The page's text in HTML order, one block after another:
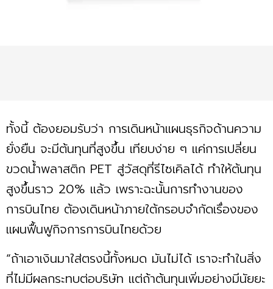
ทั้งนี้ ต้องยอมรับว่า การเดินหน้าแผนธุรกิจด้านความ
ยั่งยืน จะมีต้นทุนที่สูงขึ้น เทียบง่าย ๆ แค่การเปลี่ยน
ขวดนํ้าพลาสติก PET สู่วัสดุที่รีไซเคิลได้ ทำให้ต้นทุน
สูงขึ้นราว 20% แล้ว เพราะฉะนั้นการทำงานของ
การบินไทย ต้องเดินหน้าภายใต้กรอบจำกัดเรื่องของ
แผนฟื้นฟูกิจการการบินไทยด้วย
“ถ้าเอาเงินมาใส่ตรงนี้ทั้งหมด มันไม่ได้ เราจะทำในสิ่ง
ที่ไม่มีผลกระทบต่อบริษัท แต่ถ้าต้นทุนเพิ่มอย่างมีนัยยะ